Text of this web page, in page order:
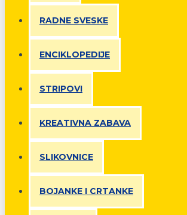
RADNE SVESKE
ENCIKLOPEDIJE
STRIPOVI
KREATIVNA ZABAVA
SLIKOVNICE
BOJANKE I CRTANKE